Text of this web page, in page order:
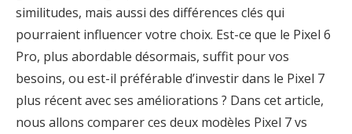
similitudes, mais aussi des différences clés qui
pourraient influencer votre choix. Est-ce que le Pixel 6
Pro, plus abordable désormais, suffit pour vos
besoins, ou est-il préférable d’investir dans le Pixel 7
plus récent avec ses améliorations ? Dans cet article,
nous allons comparer ces deux modèles Pixel 7 vs